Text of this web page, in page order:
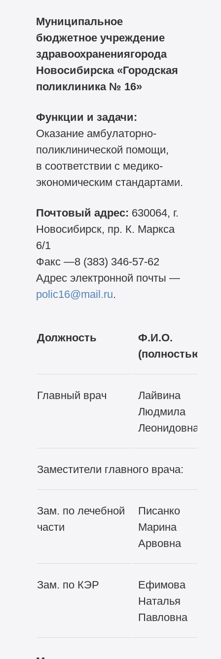
Муниципальное
бюджетное учреждение
здравоохранениягорода
Новосибирска «Городская
поликлиника № 16»
Функции и задачи:
Оказание амбулаторно-
поликлинической помощи,
в соответствии с медико-
экономическим стандартами.
Почтовый адрес: 630064, г.
Новосибирск, пр. К. Маркса
6/1
Факс —8 (383) 346-57-62
Адресэлектронной почты —
polic16@mail.ru.
Должность
Ф.И.О.
(полностью)
Главный врач
Лайвина
Людмила
Леонидовна
Заместители главного врача:
Зам. по лечебной
части
Писанко
Марина
Арвовна
Зам. по КЭР
Ефимова
Наталья
Павловна